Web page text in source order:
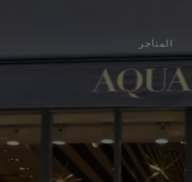
المتاجر